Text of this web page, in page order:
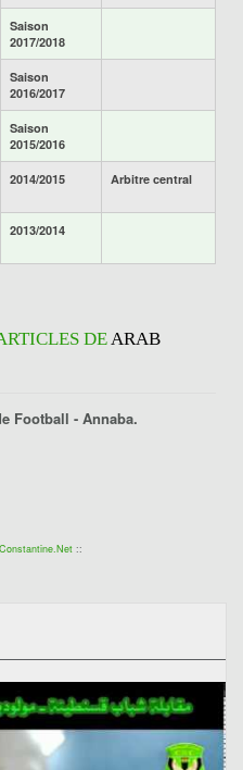
Saison
2017/2018
Saison
2016/2017
Saison
2015/2016
2014/2015 Arbitre central
2013/2014
DEARAB
Football - Annaba.
::